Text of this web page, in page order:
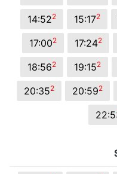
14:522 15:172
17:002 17:242
18:562 19:152
20:352 20:592